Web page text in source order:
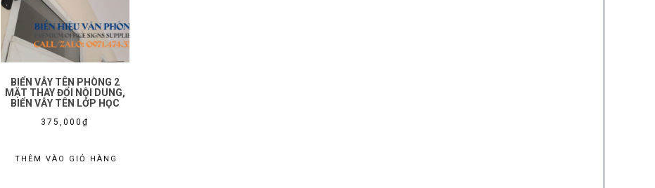
BIỂN VẪY TÊN PHÒNG 2
MẶT THAY ĐỔI NỘI DUNG,
BIỂN VẪY TÊN LỚP HỌC
375,000₫
THÊM VÀO GIỎ HÀNG